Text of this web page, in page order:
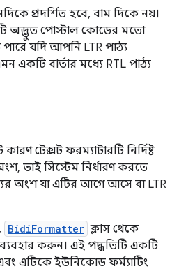
প্রদর্শিত হবে, বাম দিকে নয়।
অদ্ভুত পোস্টাল কোডের মতো
যদি আপনি LTR পাঠ্য
একটি বার্তার মধ্যে RTL পাঠ্য
টেক্সট ফরম্যাটারটি নির্দিষ্ট
তাই সিস্টেম নির্ধারণ করতে
অংশ যা এটির আগে আসে বা LTR
BidiFormatter ক্লাস থেকে
করুন। এই পদ্ধতিটি একটি
এটিকে ইউনিকোড ফর্ম্যাটিং